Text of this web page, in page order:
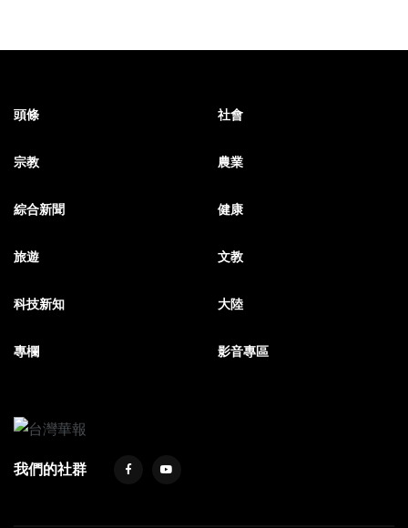
頭條 社會
宗教 農業
綜合新聞 健康
旅遊 文教
科技新知 大陸
專欄 影音專區
我們的社群